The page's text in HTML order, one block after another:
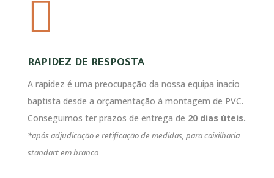

RAPIDEZ DE RESPOSTA
A rapidez é uma preocupação da nossa equipa inacio
baptista desde a orçamentação à montagem de PVC.
Conseguimos ter prazos de entrega de 20 dias úteis.
*após adjudicação e retificação de medidas, para caixilharia
standart em branco